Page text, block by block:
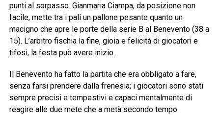
punti al sorpasso. Gianmaria Ciampa, da posizione non
facile, mette tra i pali un pallone pesante quanto un
macigno che apre le porte della serie B al Benevento (38 a
15). L’arbitro fischia la fine, gioia e felicità di giocatori e
tifosi, la festa può avere inizio.
Il Benevento ha fatto la partita che era obbligato a fare,
senza farsi prendere dalla frenesia; i giocatori sono stati
sempre precisi e tempestivi e capaci mentalmente di
reagire alle due mete che a metà secondo tempo